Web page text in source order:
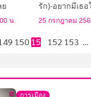
น.
รัก)-อยากมีเธอ
25 กรกฎาคม
150151 152 153 …
การเมือง